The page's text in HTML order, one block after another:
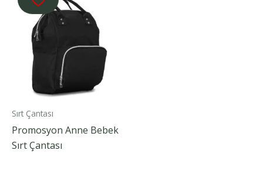
Sırt Çantası
Promosyon Anne Bebek
Sırt Çantası